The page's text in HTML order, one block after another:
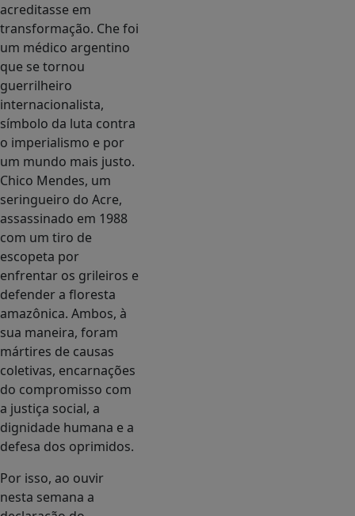
acreditasse em
transformação. Che foi
um médico argentino
que se tornou
guerrilheiro
internacionalista,
símbolo da luta contra
o imperialismo e por
um mundo mais justo.
Chico Mendes, um
seringueiro do Acre,
assassinado em 1988
com um tiro de
escopeta por
enfrentar os grileiros e
defender a floresta
amazônica. Ambos, à
sua maneira, foram
mártires de causas
coletivas, encarnações
do compromisso com
a justiça social, a
dignidade humana e a
defesa dos oprimidos.
Por isso, ao ouvir
nesta semana a